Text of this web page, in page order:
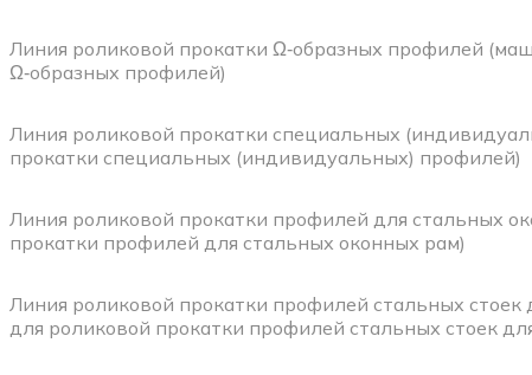
Линия роликовой прокатки Ω‑образных профилей
Ω‑образных профилей)
Линия роликовой прокатки специальных
прокатки специальных (индивидуальных) профилей)
Линия роликовой прокатки профилей для стальных
прокатки профилей для стальных оконных рам)
Линия роликовой прокатки профилей стальных
для роликовой прокатки профилей стальных стоек